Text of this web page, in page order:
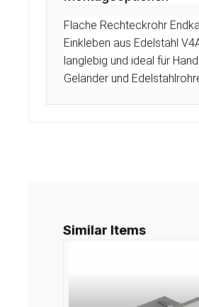
Flache Rechteckrohr
Einkleben aus Edelstahl
langlebig und ideal für
Geländer und
Produktgalerie
Similar Items